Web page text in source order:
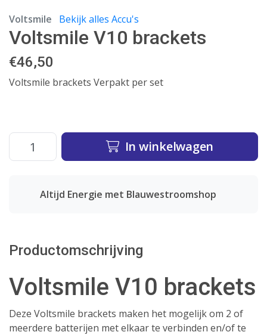
Voltsmile Bekijk alles Accu's
Voltsmile V10 brackets
€46,50
Voltsmile brackets Verpakt per set
In winkelwagen
Altijd Energie met Blauwestroomshop
Productomschrijving
Voltsmile V10 brackets
Deze Voltsmile brackets maken het mogelijk om 2 of
meerdere batterijen met elkaar te verbinden en/of te